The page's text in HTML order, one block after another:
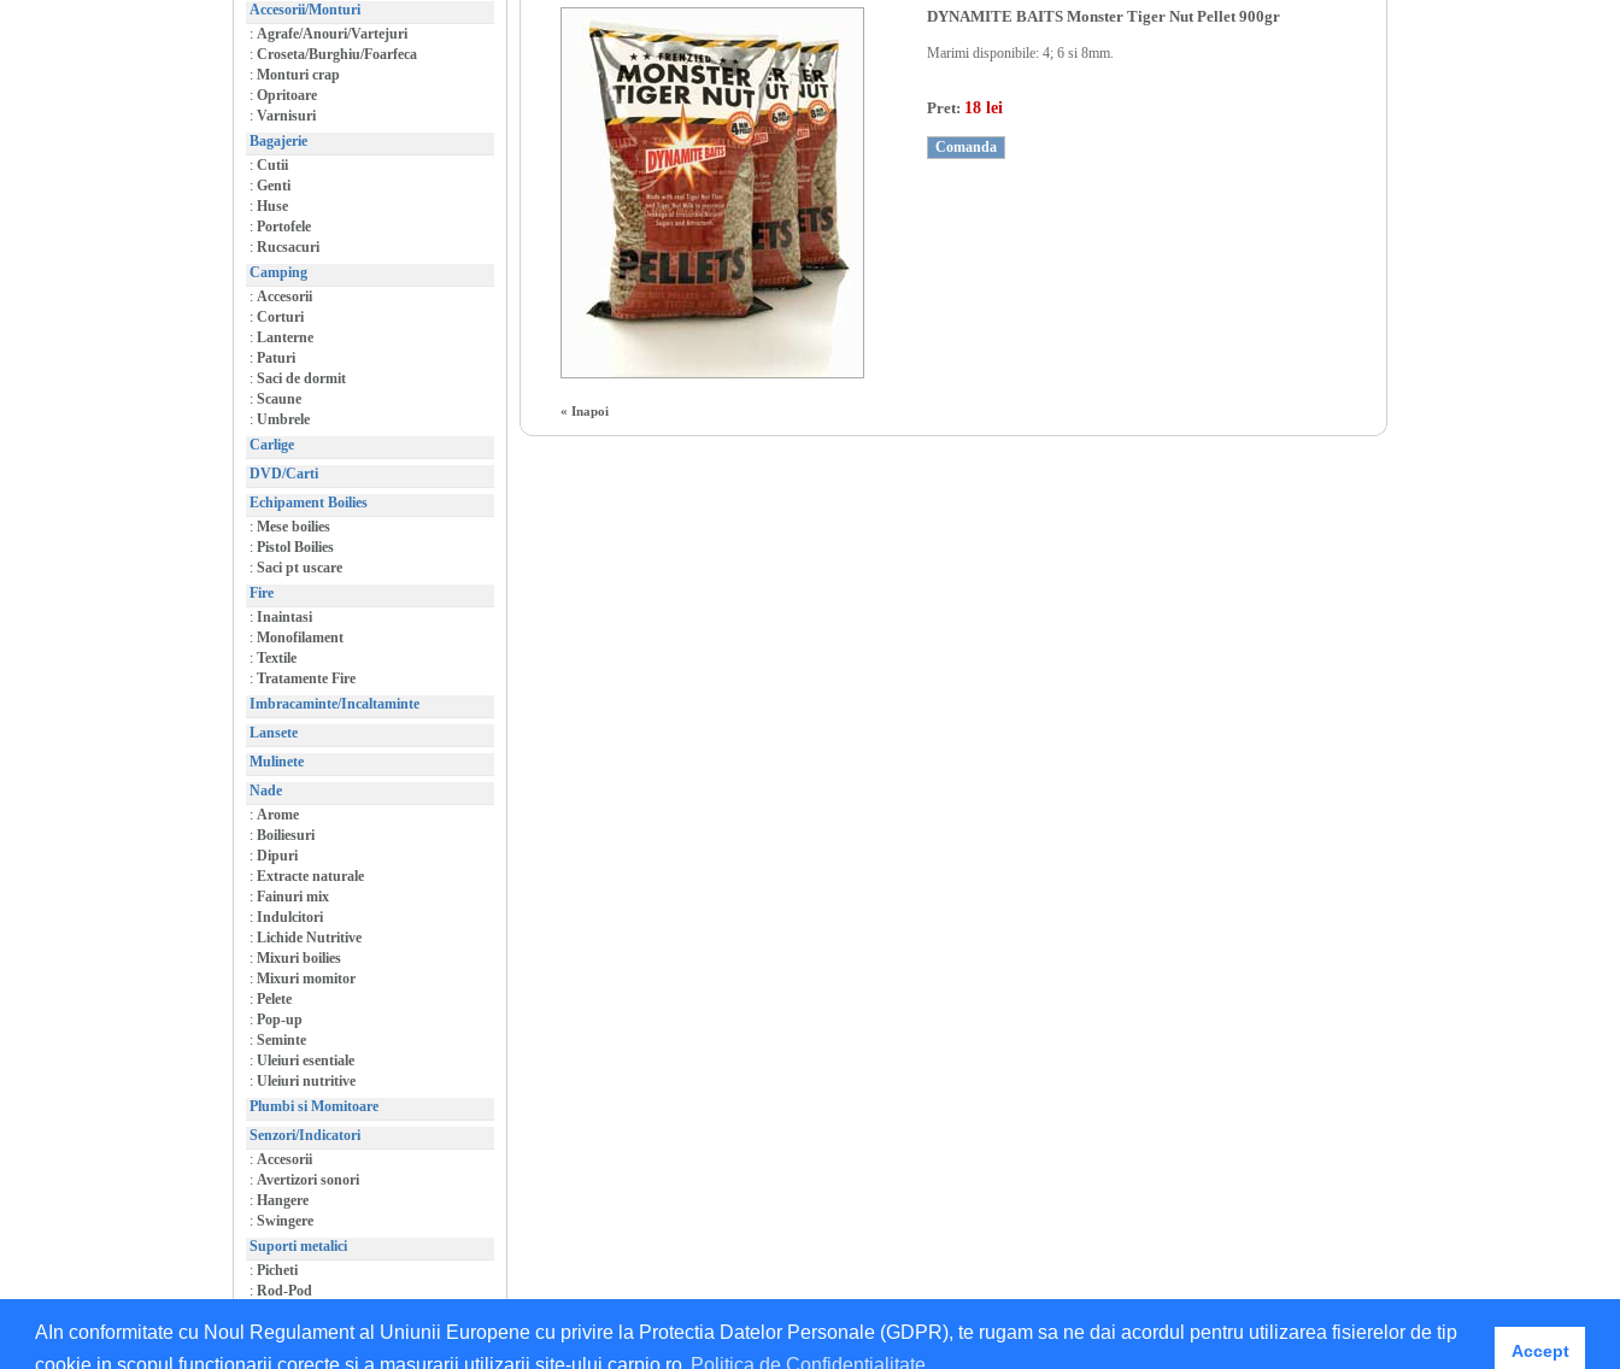
AIn conformitate cu Noul Regulament al Uniunii Europene cu privire la Protectia Datelor Personale (GDPR), te rugam sa ne dai acordul pentru utilizarea fisierelor de tip
cookie in scopul functionarii corecte si a masurarii utilizarii site-ului carpio.ro Politica de Confidentialitate
Accept
Accesorii/Monturi
: Agrafe/Anouri/Vartejuri
: Croseta/Burghiu/Foarfeca
: Monturi crap
: Opritoare
: Varnisuri
Bagajerie
: Cutii
: Genti
: Huse
: Portofele
: Rucsacuri
Camping
: Accesorii
: Corturi
: Lanterne
: Paturi
: Saci de dormit
: Scaune
: Umbrele
Carlige
DVD/Carti
Echipament Boilies
: Mese boilies
: Pistol Boilies
: Saci pt uscare
Fire
: Inaintasi
: Monofilament
: Textile
: Tratamente Fire
Imbracaminte/Incaltaminte
Lansete
Mulinete
Nade
: Arome
: Boiliesuri
: Dipuri
: Extracte naturale
: Fainuri mix
: Indulcitori
: Lichide Nutritive
: Mixuri boilies
: Mixuri momitor
: Pelete
: Pop-up
: Seminte
: Uleiuri esentiale
: Uleiuri nutritive
Plumbi si Momitoare
Senzori/Indicatori
: Accesorii
: Avertizori sonori
: Hangere
: Swingere
Suporti metalici
: Picheti
: Rod-Pod
DYNAMITE BAITS Monster Tiger Nut Pellet 900gr
Marimi disponibile: 4; 6 si 8mm.
Pret: 18 lei
« Inapoi